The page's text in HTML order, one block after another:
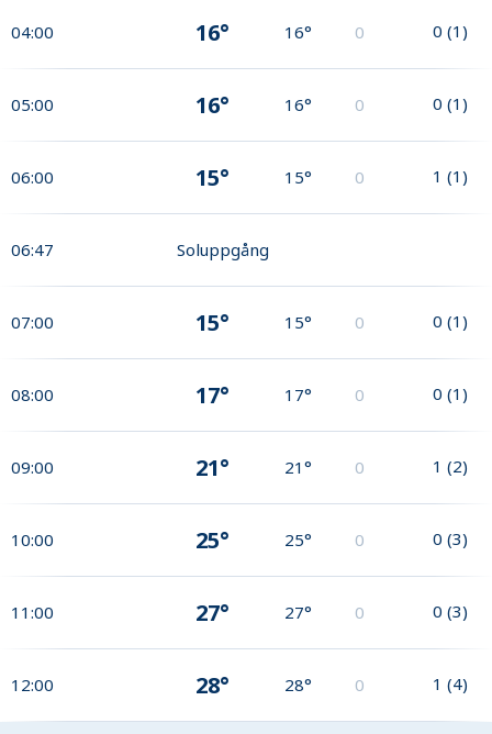
04:00 16° 16° 0 0 (1)
05:00 16° 16° 0 0 (1)
06:00 15° 15° 0 1 (1)
06:47 Soluppgång
07:00 15° 15° 0 0 (1)
08:00 17° 17° 0 0 (1)
09:00 21° 21° 0 1 (2)
10:00 25° 25° 0 0 (3)
11:00 27° 27° 0 0 (3)
12:00 28° 28° 0 1 (4)